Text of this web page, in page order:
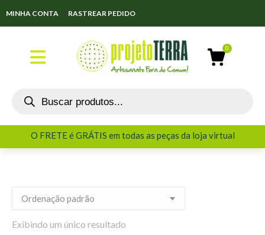
MINHA CONTA RASTREAR PEDIDO
O FRETE é GRÁTIS em todas as peças da loja virtual
O FRETE é GRÁTIS em todas as peças da loja virtual
Exibindo um único resultado